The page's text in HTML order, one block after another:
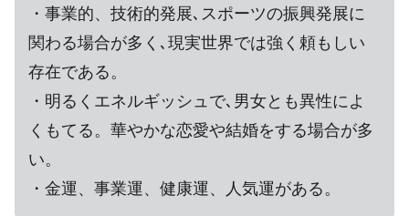
・事業的、技術的発展､スポーツの振興発展に
関わる場合が多く､現実世界では強く頼もしい
存在である。
・明るくエネルギッシュで､男女とも異性によ
くもてる。華やかな恋愛や結婚をする場合が多
い。
・金運、事業運、健康運、人気運がある。